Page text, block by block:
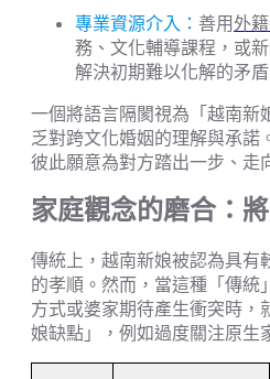
專業資源介入： 善用外
務、文化輔導課程，或
解決初期難以化解的矛盾
一個將語言隔閡視為「越南新
乏對跨文化婚姻的理解與承諾
彼此願意為對方踏出一步、走
家庭觀念的磨合：
傳統上，越南新娘被認為具有
的孝順。然而，當這種「傳統
方式或婆家期待產生衝突時，
娘缺點」，例如過度關注原生